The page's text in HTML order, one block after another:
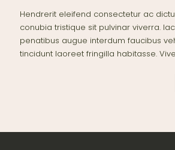
Hendrerit eleifend consectetur ac
conubia tristique sit pulvinar viverra.
penatibus augue interdum faucibus
tincidunt laoreet fringilla habitasse.